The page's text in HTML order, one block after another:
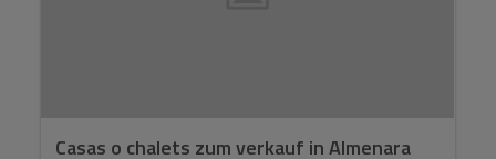
Casas o chalets zum verkauf in Almenara